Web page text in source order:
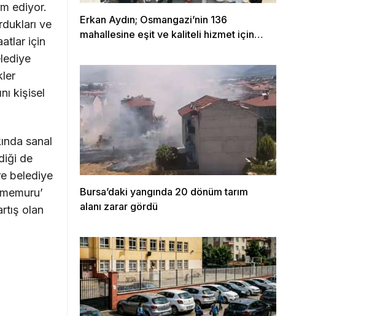
ediyor.
ve
için
kişisel
sanal
de
belediye
olan
Erkan Aydın; Osmangazi’nin 136
mahallesine eşit ve kaliteli hizmet için
Bursa’daki yangında 20 dönüm tarım
alanı zarar gördü